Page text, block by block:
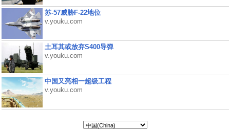
苏-57威胁F-22地位
v.youku.com
土耳其或放弃S400导弹
v.youku.com
中国又亮相一超级工程
v.youku.com